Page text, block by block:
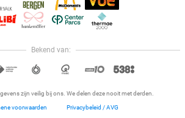
Bekend van:
zijn veilig bij ons. We delen deze nooit met derden.
voorwaarden Privacybeleid / AVG
à Calais
à Calais
Hoi, onze klantenservice is open,
dus als je een vraag hebt helpen